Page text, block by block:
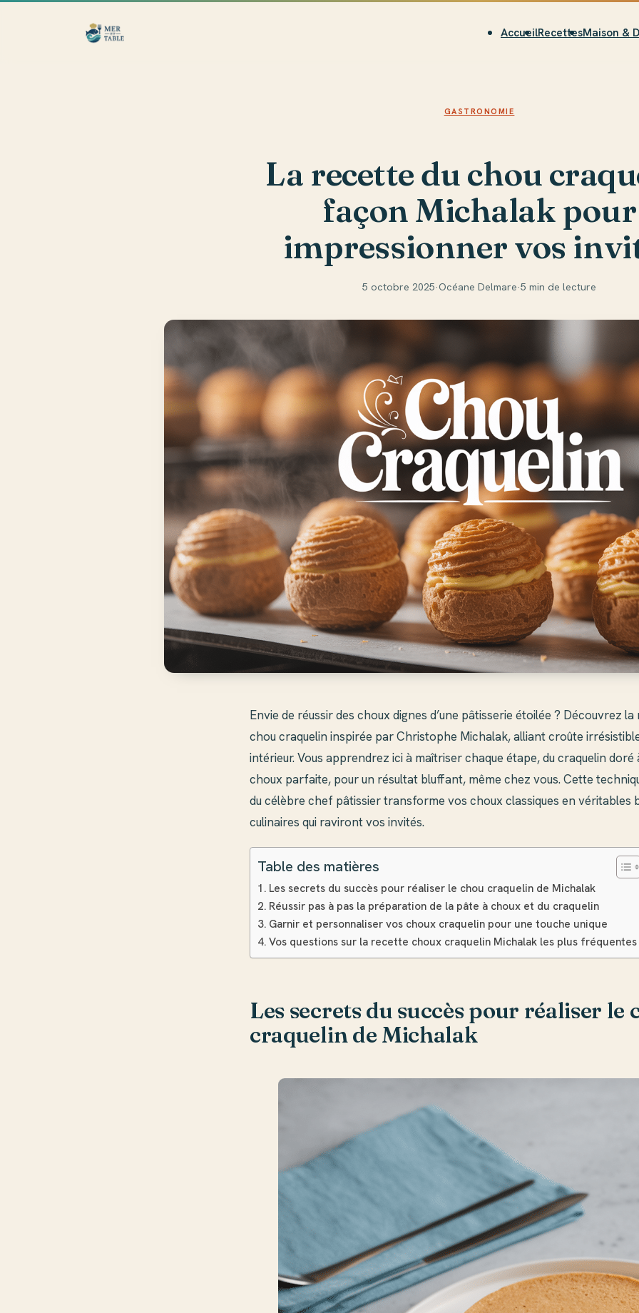
AccueilRecettesMaison &
GASTRONOMIE
La recette du chou
façon Michalak pour
impressionner vos
5 octobre 2025·Océane Delmare·5 min de lecture
Envie de réussir des choux dignes d’une pâtisserie étoilée ? Découvrez
chou craquelin inspirée par Christophe Michalak, alliant croûte
intérieur. Vous apprendrez ici à maîtriser chaque étape, du craquelin doré
choux parfaite, pour un résultat bluffant, même chez vous. Cette
du célèbre chef pâtissier transforme vos choux classiques en véritables
culinaires qui raviront vos invités.
Table des matières
Les secrets du succès pour réaliser le chou craquelin de Michalak
Réussir pas à pas la préparation de la pâte à choux et du craquelin
Garnir et personnaliser vos choux craquelin pour une touche unique
Vos questions sur la recette choux craquelin Michalak les plus fréquentes
Les secrets du succès pour réaliser le
craquelin de Michalak